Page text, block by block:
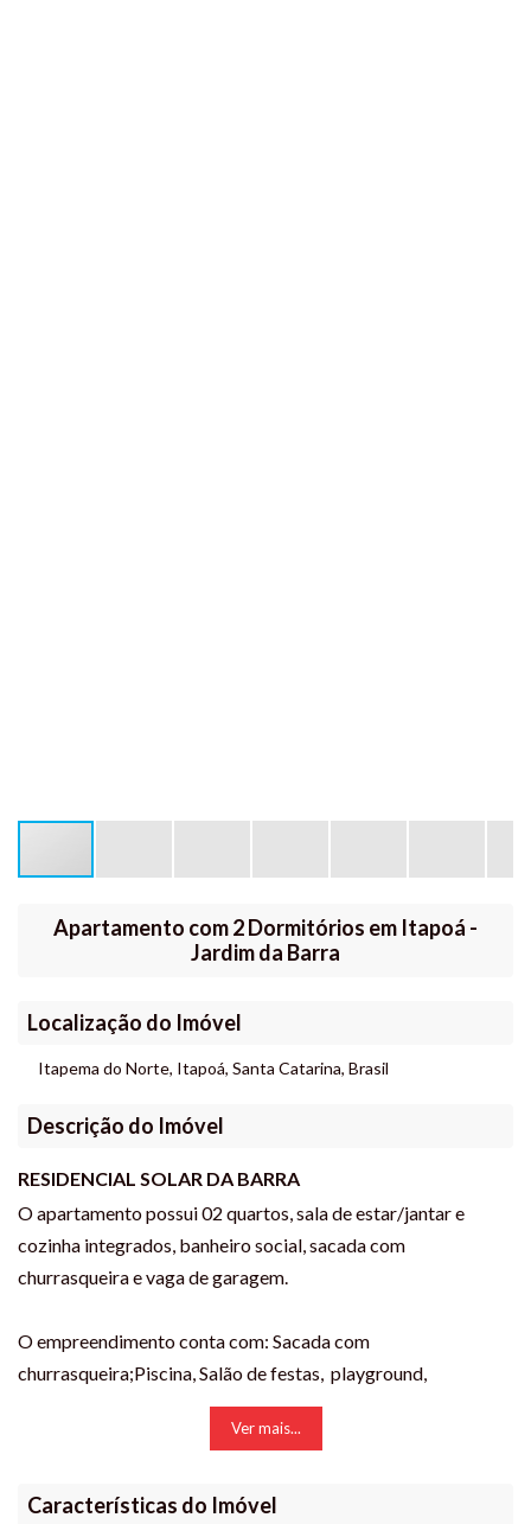
Apartamento com 2 Dormitórios em Itapoá -
Jardim da Barra
Localização do Imóvel
Itapema do Norte, Itapoá, Santa Catarina, Brasil
Descrição do Imóvel
RESIDENCIAL SOLAR DA BARRA
O apartamento possui 02 quartos, sala de estar/jantar e
cozinha integrados, banheiro social, sacada com
churrasqueira e vaga de garagem.
O empreendimento conta com: Sacada com
churrasqueira;Piscina, Salão de festas, playground,
bicicletário, infra p/ ar condicionado.
andar.
Ver mais...
Características do Imóvel